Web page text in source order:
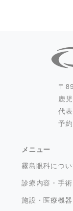
〒
鹿
代
予
メニュー
霧島眼科につい
診療内容・手術
施設・医療機器